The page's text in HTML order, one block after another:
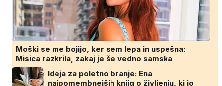
Moški se me bojijo, ker sem lepa in uspešna:
Misica razkrila, zakaj je še vedno samska
Ideja za poletno branje: Ena
najpomembnejših knjig o življenju, ki jo